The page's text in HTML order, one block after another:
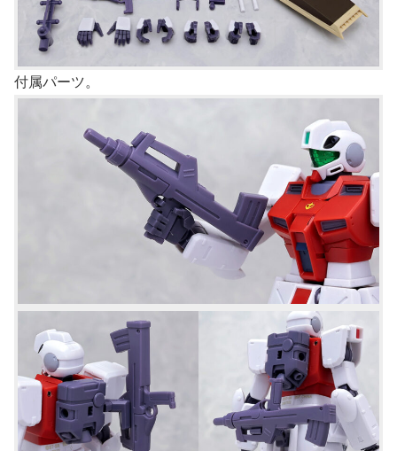
付属パーツ。